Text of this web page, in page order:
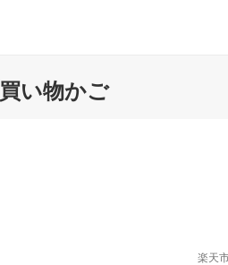
買い物かご
楽天